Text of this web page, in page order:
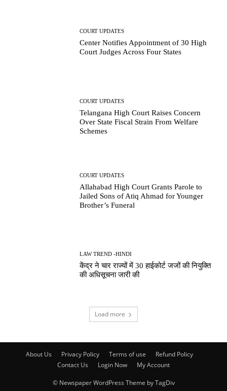
COURT UPDATES
Center Notifies Appointment of 30 High
Court Judges Across Four States
COURT UPDATES
Telangana High Court Raises Concern
Over State Fiscal Strain From Welfare
Schemes
COURT UPDATES
Allahabad High Court Grants Parole to
Jailed Sons of Atiq Ahmad for Younger
Brother’s Funeral
LAW TREND -HINDI
केंद्र ने चार राज्यों में 30 हाईकोर्ट जजों की नियुक्ति
की अधिसूचना जारी की
Load more
About Us Privacy Policy Terms of use
Refund Policy
Contact Us
Login Now My Account
© Newspaper WordPress Theme by TagDiv